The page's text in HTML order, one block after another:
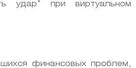
удар” при виртуальном
финансовых проблем,